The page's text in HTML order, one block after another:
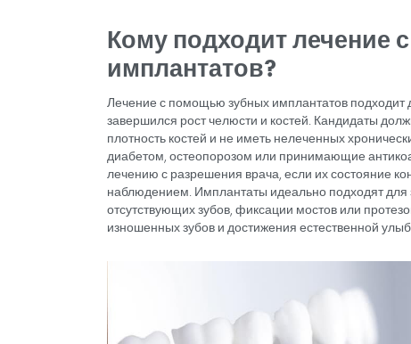
Эти приложения предлагают
достижения эстетически